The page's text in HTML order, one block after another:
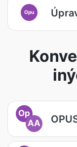
Opu
Op
AA